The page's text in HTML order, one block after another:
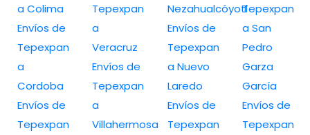
a Colima
Envíos de
Tepexpan
a
Cordoba
Envíos de
Tepexpan
Tepexpan
a
Veracruz
Envíos de
Tepexpan
a
Villahermosa
Nezahualcóyotl
Envíos de
Tepexpan
a Nuevo
Laredo
Envíos de
Tepexpan
Tepexpan
a San
Pedro
Garza
García
Envíos de
Tepexpan